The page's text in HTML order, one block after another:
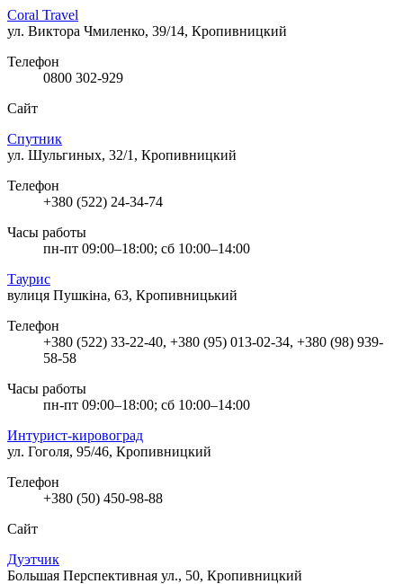
Coral Travel
ул. Виктора Чмиленко, 39/14, Кропивницкий
Телефон
0800 302-929
Сайт
Спутник
ул. Шульгиных, 32/1, Кропивницкий
Телефон
+380 (522) 24-34-74
Часы работы
пн-пт 09:00–18:00; сб 10:00–14:00
Таурис
вулиця Пушкіна, 63, Кропивницький
Телефон
+380 (522) 33-22-40, +380 (95) 013-02-34, +380 (98) 939-
58-58
Часы работы
пн-пт 09:00–18:00; сб 10:00–14:00
Интурист-кировоград
ул. Гоголя, 95/46, Кропивницкий
Телефон
+380 (50) 450-98-88
Сайт
Дуэтчик
Большая Перспективная ул., 50, Кропивницкий